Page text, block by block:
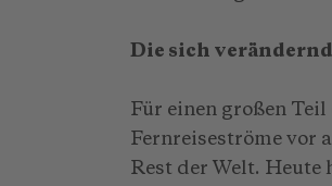
Die sich
Für einen großen
Fernreiseströme vor
Rest der Welt.